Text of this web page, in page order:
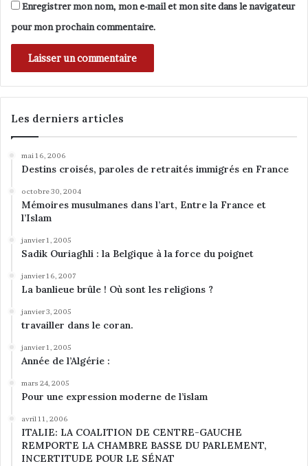
Enregistrer mon nom, mon e-mail et mon site dans le navigateur
pour mon prochain commentaire.
Les derniers articles
mai 16, 2006
Destins croisés, paroles de retraités immigrés en France
octobre 30, 2004
Mémoires musulmanes dans l’art, Entre la France et
l’Islam
janvier 1, 2005
Sadik Ouriaghli : la Belgique à la force du poignet
janvier 16, 2007
La banlieue brûle ! Où sont les religions ?
janvier 3, 2005
travailler dans le coran.
janvier 1, 2005
Année de l’Algérie :
mars 24, 2005
Pour une expression moderne de l’islam
avril 11, 2006
ITALIE: LA COALITION DE CENTRE-GAUCHE
REMPORTE LA CHAMBRE BASSE DU PARLEMENT,
INCERTITUDE POUR LE SÉNAT